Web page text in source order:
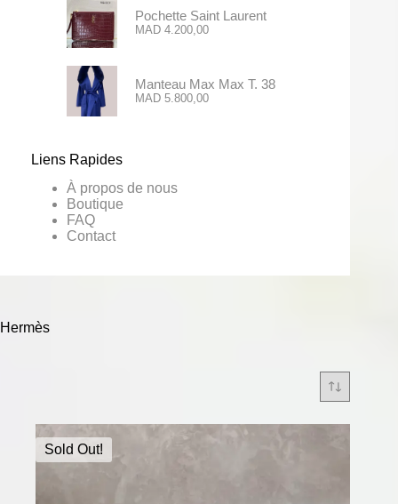
Hermès
Sold Out!
Pochette Saint Laurent
MAD4.200,00
Manteau Max Max T. 38
MAD5.800,00
Liens Rapides
À propos de nous
Boutique
FAQ
Contact